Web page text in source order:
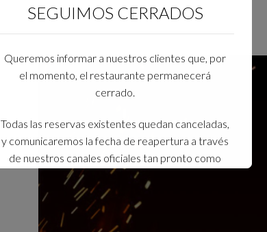
SEGUIMOS CERRADOS
Queremos informar a nuestros clientes que, por
el momento, el restaurante permanecerá
cerrado.
Todas las reservas existentes quedan canceladas,
y comunicaremos la fecha de reapertura a través
de nuestros canales oficiales tan pronto como
sea posible.
Agradecemos sinceramente su comprensión y
lamentamos las molestias que esto pueda